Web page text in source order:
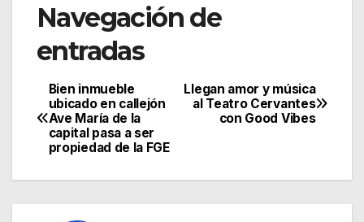
Navegación de
entradas
Llegan amor y música
al Teatro Cervantes
con Good Vibes
Bien inmueble
ubicado en callejón
Ave María de la
capital pasa a ser
propiedad de la FGE